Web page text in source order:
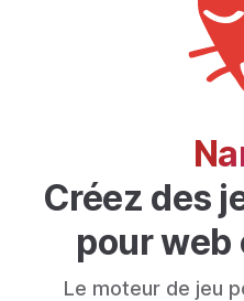
Créez des
pour web
Le moteur de jeu